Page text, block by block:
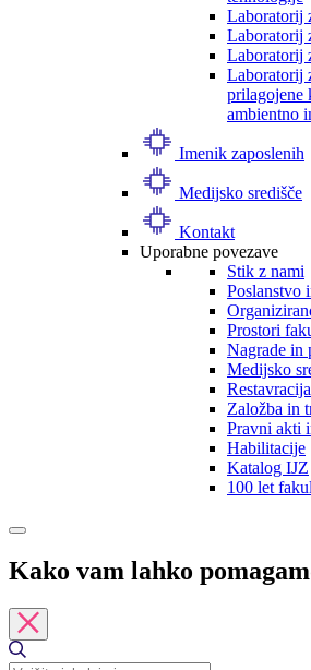
Laboratorij
Laboratorij
Laboratorij
Laboratorij
prilagojene
ambientno
Imenik zaposlenih
Medijsko središče
Kontakt
Uporabne povezave
Stik z nami
Poslanstvo
Prostori
Nagrade in
Medijsko
Restavracija
Založba in
Pravni akti
Habilitacije
Katalog IJZ
100 let
Kako vam lahko